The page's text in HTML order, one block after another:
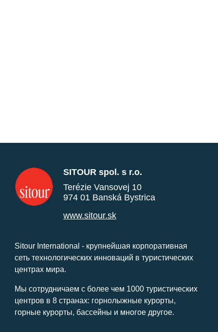
SITOUR spol. s r.o.
Terézie Vansovej 10
974 01 Banská Bystrica
www.sitour.sk
Sitour International - крупнейшая корпоративная
сеть технологических инноваций в туристических
центрах мира.
Мы сотрудничаем с более чем 1000 туристических
центров в 8 странах: горнолыжные курорты,
горные курорты, бассейны и многое другое.